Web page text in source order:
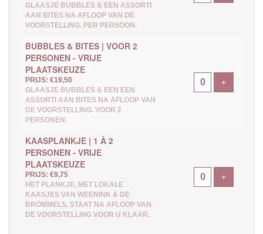
GLAASJE BUBBLES & EEN ASSORTI
AAN BITES NA AFLOOP VAN DE
VOORSTELLING. PER PERSOON.
BUBBLES & BITES | VOOR 2
PERSONEN - VRIJE
PLAATSKEUZE
PRIJS: €19,50
GLAASJE BUBBLES & EEN EEN
ASSORTI AAN BITES NA AFLOOP VAN
DE VOORSTELLING. VOOR 2
PERSONEN.
+Voeg
KAASPLANKJE | 1 À 2
PERSONEN - VRIJE
PLAATSKEUZE
PRIJS: €9,75
HET PLANKJE, MET LOKALE
KAASJES VAN WEENINK & DE
BRÖMMELS, STAAT NA AFLOOP VAN
DE VOORSTELLING VOOR U KLAAR.
+Voeg